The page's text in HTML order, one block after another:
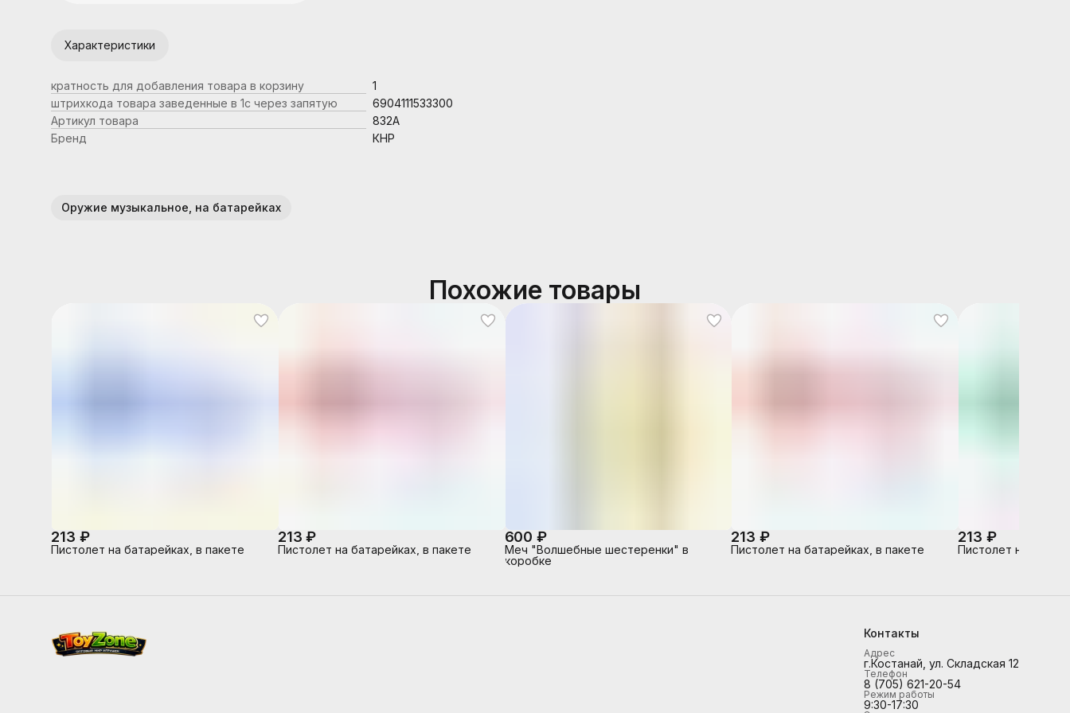
Характеристики
кратность для добавления товара в корзину
1
штрихкода товара заведенные в 1с через запятую
6904111533300
Артикул товара
832A
Бренд
КНР
Оружие музыкальное, на батарейках
Похожие товары
213 ₽
Пистолет на батарейках, в пакете
213 ₽
Пистолет на батарейках, в пакете
600 ₽
Меч "Волшебные шестеренки" в
коробке
213 ₽
Пистолет на батарейках, в пакете
213 ₽
Пистолет на
Контакты
Адрес
г.Костанай, ул. Складская 12
Телефон
8 (705) 621-20-54
Режим работы
9:30-17:30